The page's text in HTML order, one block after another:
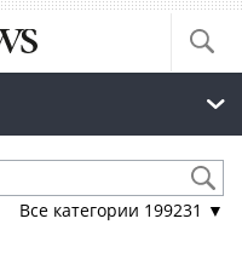
Все категории 199231 ▼